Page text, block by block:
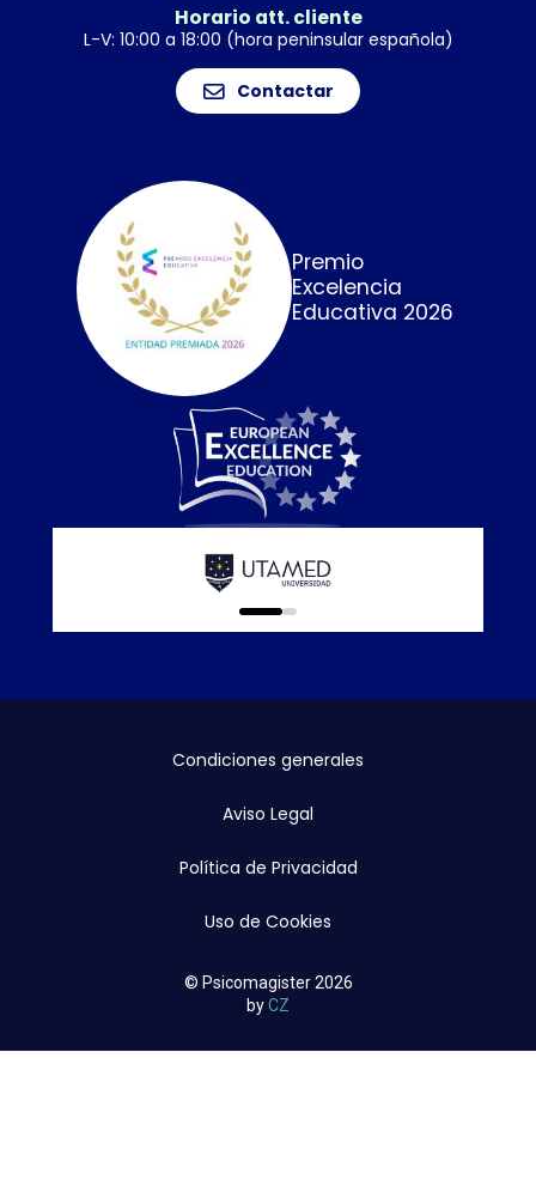
Horario att. cliente
L-V: 10:00 a 18:00 (hora peninsular española)
Contactar
Premio
Excelencia
Educativa 2026
0
1
Condiciones generales
Aviso Legal
Política de Privacidad
Uso de Cookies
© Psicomagister 2026
byCZ